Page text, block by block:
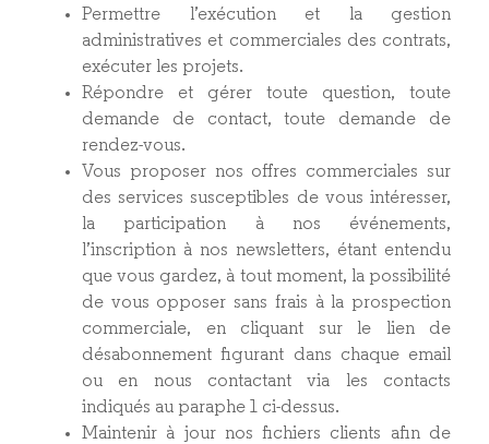
Permettre l’exécution et la gestion
administratives et commerciales des contrats,
exécuter les projets.
Répondre et gérer toute question, toute
demande de contact, toute demande de
rendez-vous.
Vous proposer nos offres commerciales sur
des services susceptibles de vous intéresser,
la participation à nos événements,
l’inscription à nos newsletters, étant entendu
que vous gardez, à tout moment, la possibilité
de vous opposer sans frais à la prospection
commerciale, en cliquant sur le lien de
désabonnement figurant dans chaque email
ou en nous contactant via les contacts
indiqués au paraphe 1 ci-dessus.
Maintenir à jour nos fichiers clients afin de